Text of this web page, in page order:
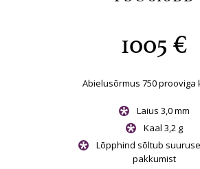
1005 €
Abielusõrmus 750 prooviga
Laius 3,0 mm
Kaal 3,2 g
Lõpphind sõltub
pakkumist